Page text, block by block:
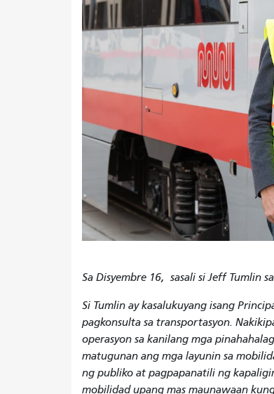
Sa Disyembre 16, sasali si Jeff Tumlin
Si Tumlin ay kasalukuyang isang
pagkonsulta sa transportasyon.
operasyon sa kanilang mga
matugunan ang mga layunin sa
ng publiko at pagpapanatili ng
mobilidad upang mas maunawaan